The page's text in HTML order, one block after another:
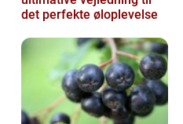
det perfekte øloplevelse